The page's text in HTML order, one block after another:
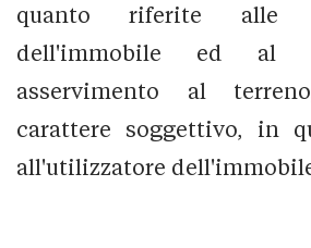
quanto riferite alle
dell'immobile ed al
asservimento al
carattere soggettivo, in
all'utilizzatore